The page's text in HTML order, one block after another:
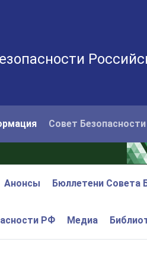
Совет
Анонсы Бюллетени Совета
РФ Медиа